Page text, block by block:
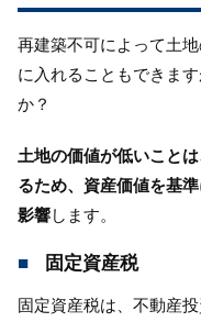
再建築不可によって土
に入れることもできま
か？
土地の価値が低いこと
るため、資産価値を基
影響します。
固定資産税
固定資産税は、不動産